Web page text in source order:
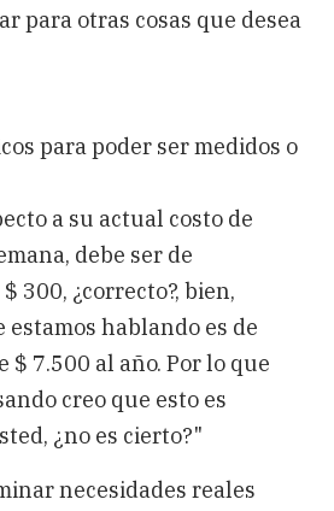
para otras cosas que desea
para poder ser medidos o
a su actual costo de
debe ser de
300, ¿correcto?, bien,
estamos hablando es de
$ 7.500 al año. Por lo que
creo que esto es
¿no es cierto?"
necesidades reales